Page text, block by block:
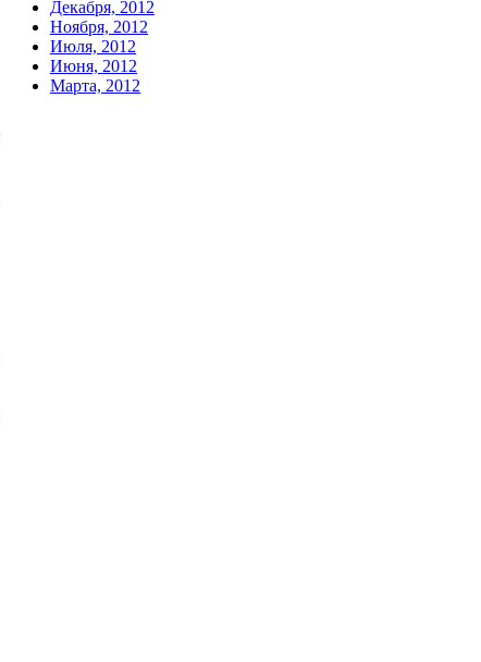
Декабря, 2012
Ноября, 2012
Июля, 2012
Июня, 2012
Марта, 2012